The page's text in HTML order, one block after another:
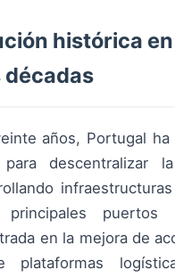
histórica
décadas
años, Portugal ha
descentralizar
puertos
en la mejora de
plataformas